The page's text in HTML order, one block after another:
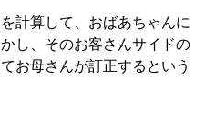
計算して、おばあちゃんに
し、そのお客さんサイドの
お母さんが訂正するという